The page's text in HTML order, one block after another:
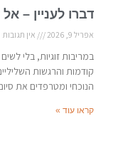
דברו לעניין –
אפריל 9, 2026 אין תגובות
במריבות זוגיות, בלי
קודמות והרגשות
הנוכחי ומטרפדים את
קראו עוד »